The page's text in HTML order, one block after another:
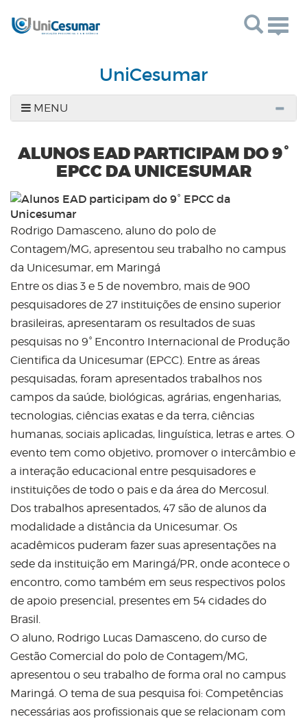
UniCesumar
MENU
ALUNOS EAD PARTICIPAM DO 9°
EPCC DA UNICESUMAR
Rodrigo Damasceno, aluno do polo de
Contagem/MG, apresentou seu trabalho no campus
da Unicesumar, em Maringá
Entre os dias 3 e 5 de novembro, mais de 900
pesquisadores de 27 instituições de ensino superior
brasileiras, apresentaram os resultados de suas
pesquisas no 9° Encontro Internacional de Produção
Cientifica da Unicesumar (EPCC). Entre as áreas
pesquisadas, foram apresentados trabalhos nos
campos da saúde, biológicas, agrárias, engenharias,
tecnologias, ciências exatas e da terra, ciências
humanas, sociais aplicadas, linguística, letras e artes. O
evento tem como objetivo, promover o intercâmbio e
a interação educacional entre pesquisadores e
instituições de todo o pais e da área do Mercosul.
Dos trabalhos apresentados, 47 são de alunos da
modalidade a distância da Unicesumar. Os
acadêmicos puderam fazer suas apresentações na
sede da instituição em Maringá/PR, onde acontece o
encontro, como também em seus respectivos polos
de apoio presencial, presentes em 54 cidades do
Brasil.
O aluno, Rodrigo Lucas Damasceno, do curso de
Gestão Comercial do polo de Contagem/MG,
apresentou o seu trabalho de forma oral no campus
Maringá. O tema de sua pesquisa foi: Competências
necessárias aos profissionais que se relacionam com